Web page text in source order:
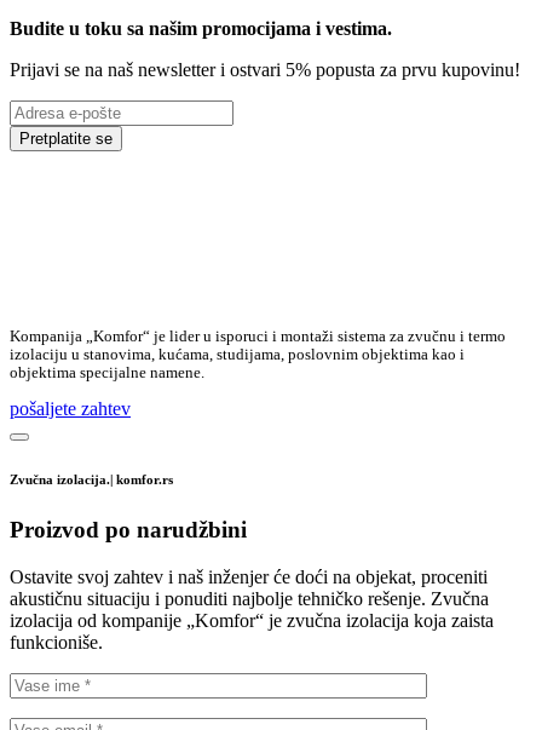
Budite u toku sa našim promocijama i vestima.
Prijavi se na naš newsletter i ostvari 5% popusta za prvu kupovinu!
Pretplatite se
Kompanija „Komfor“ je lider u isporuci i montaži sistema za zvučnu i termo
izolaciju u stanovima, kućama, studijama, poslovnim objektima kao i
objektima specijalne namene.
pošaljete zahtev
Zvučna izolacija.| komfor.rs
Proizvod po narudžbini
Ostavite svoj zahtev i naš inženjer će doći na objekat, proceniti
akustičnu situaciju i ponuditi najbolje tehničko rešenje. Zvučna
izolacija od kompanije „Komfor“ je zvučna izolacija koja zaista
funkcioniše.